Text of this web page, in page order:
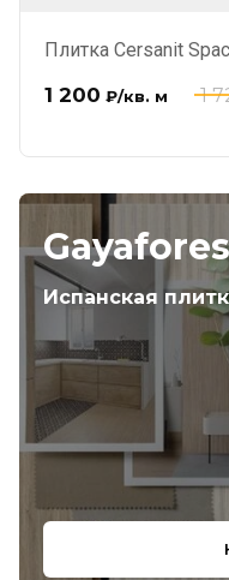
Плитка Cersanit
1
1 200 ₽/кв. м
Gayafores
Испанская